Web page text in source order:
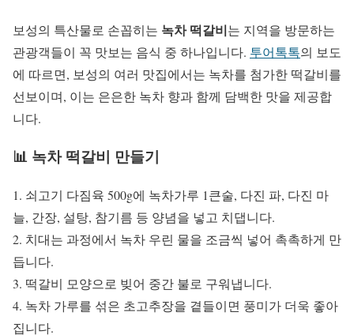
보성의 특산물로 손꼽히는 녹차 떡갈비는 지역을 방문하는
관광객들이 꼭 맛보는 음식 중 하나입니다. 투어톡톡의 보도
에 따르면, 보성의 여러 맛집에서는 녹차를 첨가한 떡갈비를
선보이며, 이는 은은한 녹차 향과 함께 담백한 맛을 제공합
니다.
📊 녹차 떡갈비 만들기
1. 쇠고기 다짐육 500g에 녹차가루 1큰술, 다진 파, 다진 마
늘, 간장, 설탕, 참기름 등 양념을 넣고 치댑니다.
2. 치대는 과정에서 녹차 우린 물을 조금씩 넣어 촉촉하게 만
듭니다.
3. 떡갈비 모양으로 빚어 중간 불로 구워냅니다.
4. 녹차 가루를 섞은 초고추장을 곁들이면 풍미가 더욱 좋아
집니다.